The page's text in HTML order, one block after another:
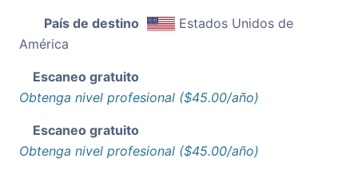
País de destino
Estados Unidos de
América
Escaneo gratuito
Obtenga nivel profesional ($45.00/año)
Escaneo gratuito
Obtenga nivel profesional ($45.00/año)